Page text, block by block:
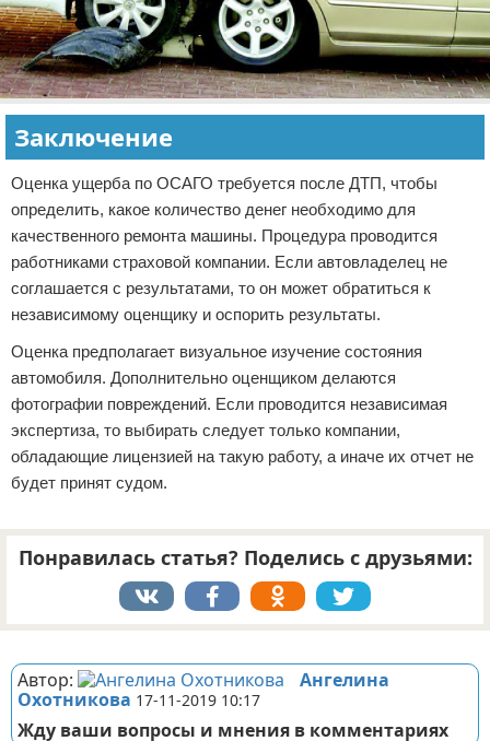
Заключение
Оценка ущерба по ОСАГО требуется после ДТП, чтобы
определить, какое количество денег необходимо для
качественного ремонта машины. Процедура проводится
работниками страховой компании. Если автовладелец не
соглашается с результатами, то он может обратиться к
независимому оценщику и оспорить результаты.
Оценка предполагает визуальное изучение состояния
автомобиля. Дополнительно оценщиком делаются
фотографии повреждений. Если проводится независимая
экспертиза, то выбирать следует только компании,
обладающие лицензией на такую работу, а иначе их отчет не
будет принят судом.
Понравилась статья? Поделись с друзьями:
Автор:
Ангелина
Охотникова 17-11-2019 10:17
Жду ваши вопросы и мнения в комментариях